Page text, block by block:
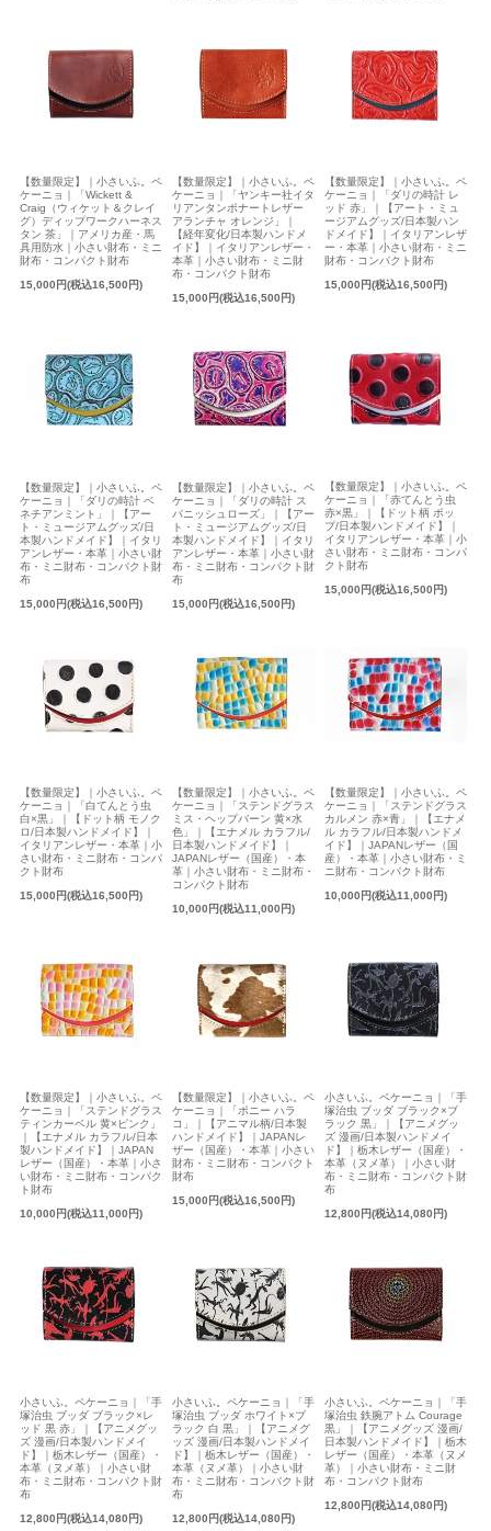
【数量限定】｜小さいふ。ペ
ケーニョ｜「Wickett &
Craig（ウィケット＆クレイ
グ）ディップワークハーネス
タン 茶」｜アメリカ産・馬
具用防水｜小さい財布・ミニ
財布・コンパクト財布
15,000円(税込16,500円)
【数量限定】｜小さいふ。ペ
ケーニョ｜「ヤンキー社イタ
リアンタンポナートレザー
アランチャ オレンジ」｜
【経年変化/日本製ハンドメ
イド】｜イタリアンレザー・
本革｜小さい財布・ミニ財
布・コンパクト財布
15,000円(税込16,500円)
【数量限定】｜小さいふ。ペ
ケーニョ｜「ダリの時計 レ
ッド 赤」｜【アート・ミュ
ージアムグッズ/日本製ハン
ドメイド】｜イタリアンレザ
ー・本革｜小さい財布・ミニ
財布・コンパクト財布
15,000円(税込16,500円)
【数量限定】｜小さいふ。ペ
ケーニョ｜「ダリの時計 ベ
ネチアンミント」｜【アー
ト・ミュージアムグッズ/日
本製ハンドメイド】｜イタリ
アンレザー・本革｜小さい財
布・ミニ財布・コンパクト財
布
15,000円(税込16,500円)
【数量限定】｜小さいふ。ペ
ケーニョ｜「ダリの時計 ス
パニッシュローズ」｜【アー
ト・ミュージアムグッズ/日
本製ハンドメイド】｜イタリ
アンレザー・本革｜小さい財
布・ミニ財布・コンパクト財
布
15,000円(税込16,500円)
【数量限定】｜小さいふ。ペ
ケーニョ｜「赤てんとう虫
赤×黒」｜【ドット柄 ポッ
プ/日本製ハンドメイド】｜
イタリアンレザー・本革｜小
さい財布・ミニ財布・コンパ
クト財布
15,000円(税込16,500円)
【数量限定】｜小さいふ。ペ
ケーニョ｜「白てんとう虫
白×黒」｜【ドット柄 モノク
ロ/日本製ハンドメイド】｜
イタリアンレザー・本革｜小
さい財布・ミニ財布・コンパ
クト財布
15,000円(税込16,500円)
【数量限定】｜小さいふ。ペ
ケーニョ｜「ステンドグラス
ミス・ヘップバーン 黄×水
色」｜【エナメル カラフル/
日本製ハンドメイド】｜
JAPANレザー（国産）・本
革｜小さい財布・ミニ財布・
コンパクト財布
10,000円(税込11,000円)
【数量限定】｜小さいふ。ペ
ケーニョ｜「ステンドグラス
カルメン 赤×青」｜【エナメ
ル カラフル/日本製ハンドメ
イド】｜JAPANレザー（国
産）・本革｜小さい財布・ミ
ニ財布・コンパクト財布
10,000円(税込11,000円)
【数量限定】｜小さいふ。ペ
ケーニョ｜「ステンドグラス
ティンカーベル 黄×ピンク」
｜【エナメル カラフル/日本
製ハンドメイド】｜JAPAN
レザー（国産）・本革｜小さ
い財布・ミニ財布・コンパク
ト財布
10,000円(税込11,000円)
【数量限定】｜小さいふ。ペ
ケーニョ｜「ポニー ハラ
コ」｜【アニマル柄/日本製
ハンドメイド】｜JAPANレ
ザー（国産）・本革｜小さい
財布・ミニ財布・コンパクト
財布
15,000円(税込16,500円)
小さいふ。ペケーニョ｜「手
塚治虫 ブッダ ブラック×ブ
ラック 黒」｜【アニメグッ
ズ 漫画/日本製ハンドメイ
ド】｜栃木レザー（国産）・
本革（ヌメ革）｜小さい財
布・ミニ財布・コンパクト財
布
12,800円(税込14,080円)
小さいふ。ペケーニョ｜「手
塚治虫 ブッダ ブラック×レ
ッド 黒 赤」｜【アニメグッ
ズ 漫画/日本製ハンドメイ
ド】｜栃木レザー（国産）・
本革（ヌメ革）｜小さい財
布・ミニ財布・コンパクト財
布
12,800円(税込14,080円)
小さいふ。ペケーニョ｜「手
塚治虫 ブッダ ホワイト×ブ
ラック 白 黒」｜【アニメグ
ッズ 漫画/日本製ハンドメイ
ド】｜栃木レザー（国産）・
本革（ヌメ革）｜小さい財
布・ミニ財布・コンパクト財
布
12,800円(税込14,080円)
小さいふ。ペケーニョ｜「手
塚治虫 鉄腕アトム Courage
黒」｜【アニメグッズ 漫画/
日本製ハンドメイド】｜栃木
レザー（国産）・本革（ヌメ
革）｜小さい財布・ミニ財
布・コンパクト財布
12,800円(税込14,080円)